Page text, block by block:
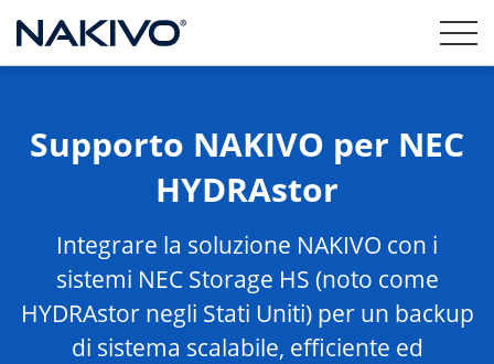
Supporto NAKIVO per NEC
HYDRAstor
Integrare la soluzione NAKIVO con i
sistemi NEC Storage HS (noto come
HYDRAstor negli Stati Uniti) per un backup
di sistema scalabile, efficiente ed